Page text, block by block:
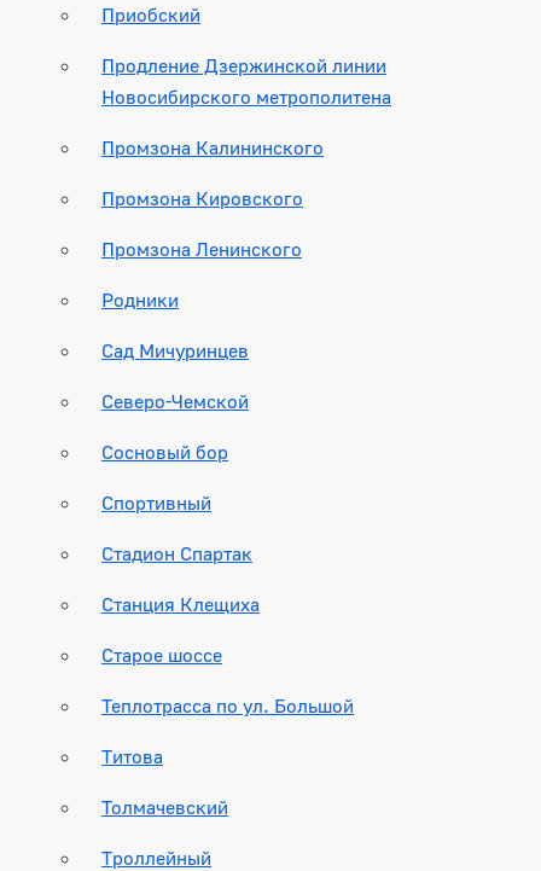
Приобский
Продление Дзержинской линии
Новосибирского метрополитена
Промзона Калининского
Промзона Кировского
Промзона Ленинского
Родники
Сад Мичуринцев
Северо-Чемской
Сосновый бор
Спортивный
Стадион Спартак
Станция Клещиха
Старое шоссе
Теплотрасса по ул. Большой
Титова
Толмачевский
Троллейный